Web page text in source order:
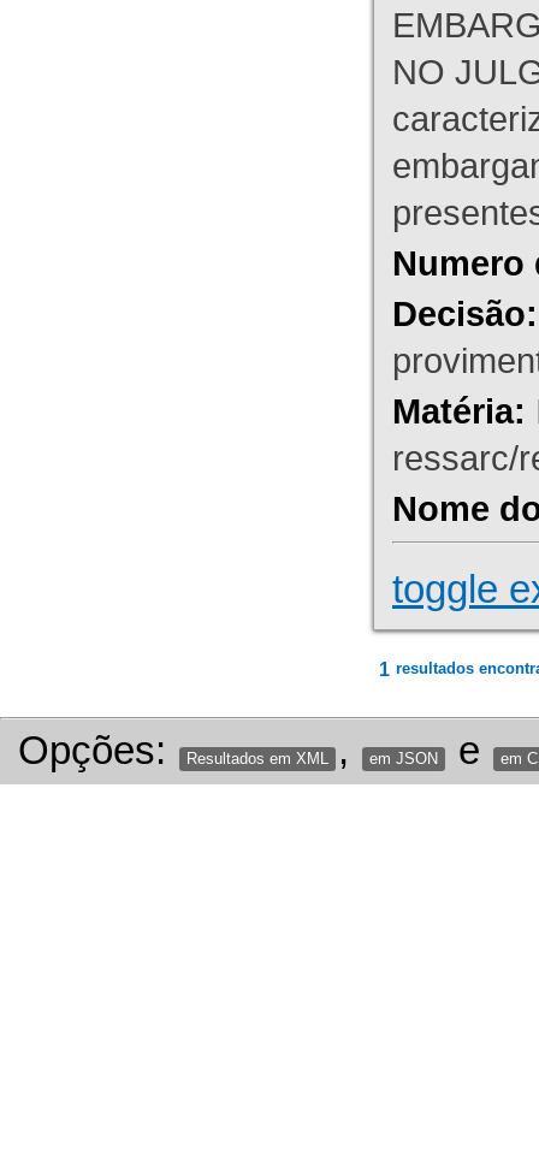
NO
Numero
Decisão:
Matéria:
ressarc/
Nome
toggle
1 resultados
Opções: Resultados em XML , em JSON e em